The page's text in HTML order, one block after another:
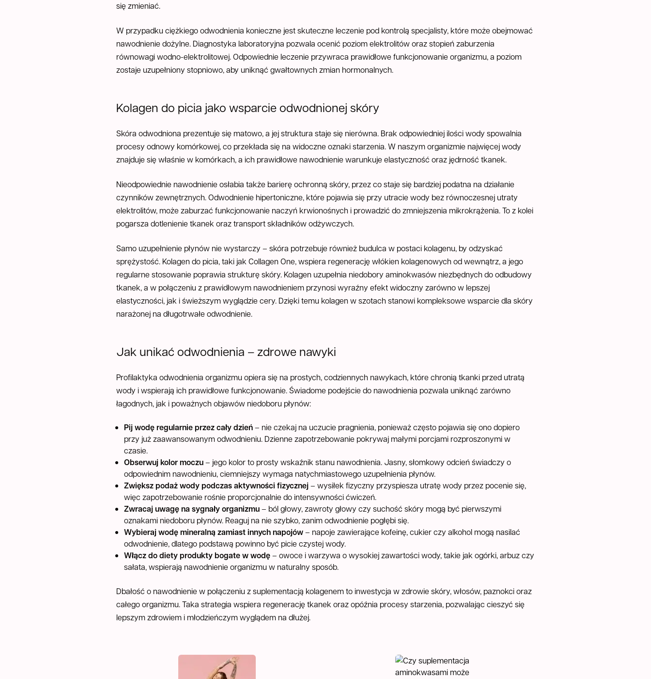
się zmieniać.
W przypadku ciężkiego odwodnienia konieczne jest skuteczne leczenie pod kontrolą specjalisty, które może obejmować
nawodnienie dożylne. Diagnostyka laboratoryjna pozwala ocenić poziom elektrolitów oraz stopień zaburzenia
równowagi wodno-elektrolitowej. Odpowiednie leczenie przywraca prawidłowe funkcjonowanie organizmu, a poziom
zostaje uzupełniony stopniowo, aby uniknąć gwałtownych zmian hormonalnych.
Kolagen do picia jako wsparcie odwodnionej skóry
Skóra odwodniona prezentuje się matowo, a jej struktura staje się nierówna. Brak odpowiedniej ilości wody spowalnia
procesy odnowy komórkowej, co przekłada się na widoczne oznaki starzenia. W naszym organizmie najwięcej wody
znajduje się właśnie w komórkach, a ich prawidłowe nawodnienie warunkuje elastyczność oraz jędrność tkanek.
Nieodpowiednie nawodnienie osłabia także barierę ochronną skóry, przez co staje się bardziej podatna na działanie
czynników zewnętrznych. Odwodnienie hipertoniczne, które pojawia się przy utracie wody bez równoczesnej utraty
elektrolitów, może zaburzać funkcjonowanie naczyń krwionośnych i prowadzić do zmniejszenia mikrokrążenia. To z kolei
pogarsza dotlenienie tkanek oraz transport składników odżywczych.
Samo uzupełnienie płynów nie wystarczy – skóra potrzebuje również budulca w postaci kolagenu, by odzyskać
sprężystość. Kolagen do picia, taki jak Collagen One, wspiera regenerację włókien kolagenowych od wewnątrz, a jego
regularne stosowanie poprawia strukturę skóry. Kolagen uzupełnia niedobory aminokwasów niezbędnych do odbudowy
tkanek, a w połączeniu z prawidłowym nawodnieniem przynosi wyraźny efekt widoczny zarówno w lepszej
elastyczności, jak i świeższym wyglądzie cery. Dzięki temu kolagen w szotach stanowi kompleksowe wsparcie dla skóry
narażonej na długotrwałe odwodnienie.
Jak unikać odwodnienia – zdrowe nawyki
Profilaktyka odwodnienia organizmu opiera się na prostych, codziennych nawykach, które chronią tkanki przed utratą
wody i wspierają ich prawidłowe funkcjonowanie. Świadome podejście do nawodnienia pozwala uniknąć zarówno
łagodnych, jak i poważnych objawów niedoboru płynów:
Pij wodę regularnie przez cały dzień– nie czekaj na uczucie pragnienia, ponieważ często pojawia się ono dopiero
przy już zaawansowanym odwodnieniu. Dzienne zapotrzebowanie pokrywaj małymi porcjami rozproszonymi w
czasie.
Obserwuj kolor moczu– jego kolor to prosty wskaźnik stanu nawodnienia. Jasny, słomkowy odcień świadczy o
odpowiednim nawodnieniu, ciemniejszy wymaga natychmiastowego uzupełnienia płynów.
Zwiększ podaż wody podczas aktywności fizycznej– wysiłek fizyczny przyspiesza utratę wody przez pocenie się,
więc zapotrzebowanie rośnie proporcjonalnie do intensywności ćwiczeń.
Zwracaj uwagę na sygnały organizmu– ból głowy, zawroty głowy czy suchość skóry mogą być pierwszymi
oznakami niedoboru płynów. Reaguj na nie szybko, zanim odwodnienie pogłębi się.
Wybieraj wodę mineralną zamiast innych napojów– napoje zawierające kofeinę, cukier czy alkohol mogą nasilać
odwodnienie, dlatego podstawą powinno być picie czystej wody.
Włącz do diety produkty bogate w wodę– owoce i warzywa o wysokiej zawartości wody, takie jak ogórki, arbuz czy
sałata, wspierają nawodnienie organizmu w naturalny sposób.
Dbałość o nawodnienie w połączeniu z suplementacją kolagenem to inwestycja w zdrowie skóry, włosów, paznokci oraz
całego organizmu. Taka strategia wspiera regenerację tkanek oraz opóźnia procesy starzenia, pozwalając cieszyć się
lepszym zdrowiem i młodzieńczym wyglądem na dłużej.
Jak poprawić „odporność mechaniczną” ciała? Strategie wzmacniania tkanek pod kątem obciążeń
Czy suplementacja aminokwasami może poprawić wydolność